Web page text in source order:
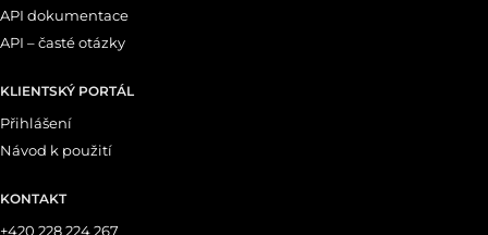
API dokumentace
API – časté otázky
KLIENTSKÝ PORTÁL
Přihlášení
Návod k použití
KONTAKT
+420 228 224 267